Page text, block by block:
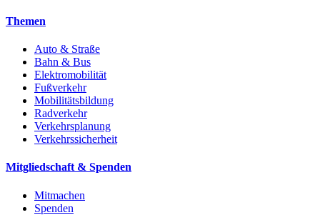
Themen
Auto & Straße
Bahn & Bus
Elektromobilität
Fußverkehr
Mobilitätsbildung
Radverkehr
Verkehrsplanung
Verkehrssicherheit
Mitgliedschaft & Spenden
Mitmachen
Spenden